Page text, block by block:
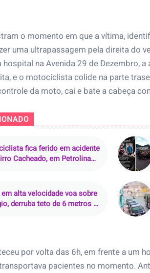
o momento em que a vítima,
uma ultrapassagem pela direita do
na Avenida 29 de Dezembro,
e o motociclista colide na parte
da moto, cai e bate a cabeça
fica ferido em acidente
Cacheado, em Petrolina
em alta velocidade voa sobre
derruba teto de 6 metros e
por volta das 6h, em frente a um
pacientes no momento.